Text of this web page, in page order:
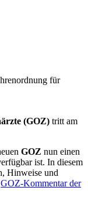
für
(GOZ) tritt am
GOZ nun einen
ist. In diesem
Hinweise und
GOZ-Kommentar der